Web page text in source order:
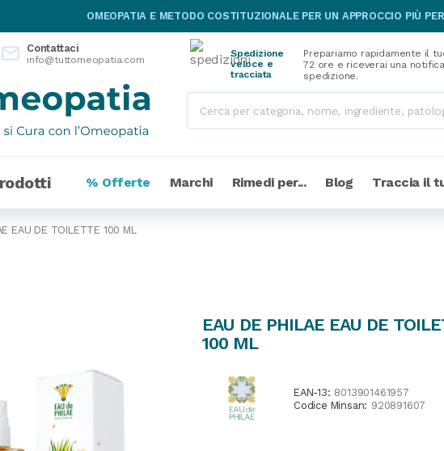
OMEOPATIA E METODO COSTITUZIONALE PER UN APPROCCIO PIÙ
 Contattaci
info@tuttomeopatia.com
Spedizione
veloce e
tracciata
Prepariamo rapidamente il
72 ore e riceverai una
spedizione.
% Offerte Marchi Rimedi per... Blog Traccia il
EAU DE TOILETTE 100 ML
EAU DE PHILAE EAU DE
100 ML
EAN-13: 8013901461957
Codice Minsan: 920891607